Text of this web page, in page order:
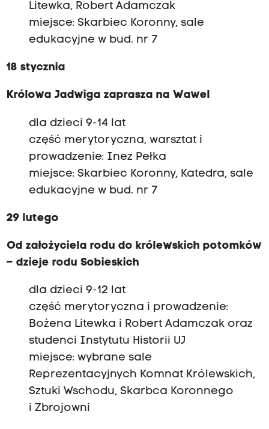
Litewka, Robert Adamczak
miejsce: Skarbiec Koronny, sale
edukacyjne w bud. nr 7
18 stycznia
Królowa Jadwiga zaprasza na Wawel
dla dzieci 9-14 lat
część merytoryczna, warsztat i
prowadzenie: Inez Pełka
miejsce: Skarbiec Koronny, Katedra, sale
edukacyjne w bud. nr 7
29 lutego
Od założyciela rodu do królewskich potomków
– dzieje rodu Sobieskich
dla dzieci 9-12 lat
część merytoryczna i prowadzenie:
Bożena Litewka i Robert Adamczak oraz
studenci Instytutu Historii UJ
miejsce: wybrane sale
Reprezentacyjnych Komnat Królewskich,
Sztuki Wschodu, Skarbca Koronnego
i Zbrojowni